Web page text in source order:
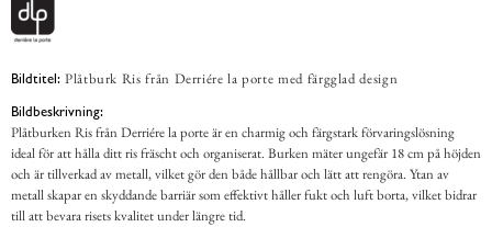
Bildtitel: Plåtburk Ris från Derriére la porte med färgglad design
Bildbeskrivning:
Plåtburken Ris från Derriére la porte är en charmig och färgstark förvaringslösning
ideal för att hålla ditt ris fräscht och organiserat. Burken mäter ungefär 18 cm på höjden
och är tillverkad av metall, vilket gör den både hållbar och lätt att rengöra. Ytan av
metall skapar en skyddande barriär som effektivt håller fukt och luft borta, vilket bidrar
till att bevara risets kvalitet under längre tid.